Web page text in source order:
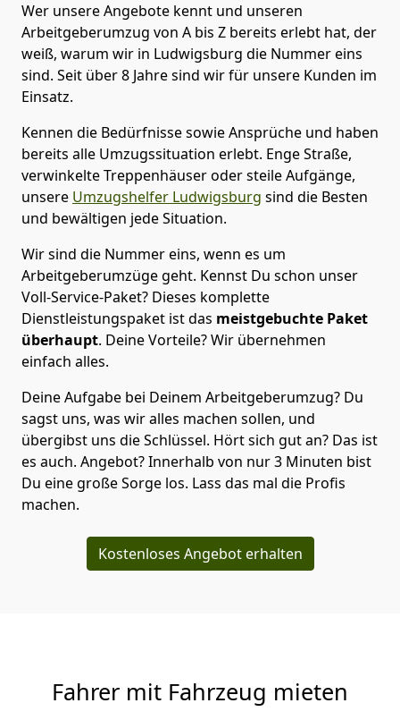
Wer unsere Angebote kennt und unseren
Arbeitgeberumzug von A bis Z bereits erlebt hat, der
weiß, warum wir in Ludwigsburg die Nummer eins
sind. Seit über 8 Jahre sind wir für unsere Kunden im
Einsatz.
Kennen die Bedürfnisse sowie Ansprüche und haben
bereits alle Umzugssituation erlebt. Enge Straße,
verwinkelte Treppenhäuser oder steile Aufgänge,
unsere Umzugshelfer Ludwigsburg sind die Besten
und bewältigen jede Situation.
Wir sind die Nummer eins, wenn es um
Arbeitgeberumzüge geht. Kennst Du schon unser
Voll-Service-Paket? Dieses komplette
Dienstleistungspaket ist das meistgebuchte Paket
überhaupt. Deine Vorteile? Wir übernehmen
einfach alles.
Deine Aufgabe bei Deinem Arbeitgeberumzug? Du
sagst uns, was wir alles machen sollen, und
übergibst uns die Schlüssel. Hört sich gut an? Das ist
es auch. Angebot? Innerhalb von nur 3 Minuten bist
Du eine große Sorge los. Lass das mal die Profis
machen.
Kostenloses Angebot erhalten
Fahrer mit Fahrzeug mieten